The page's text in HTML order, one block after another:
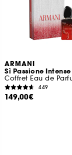
ARMANI
Sì Passione Intense
449
149,00€